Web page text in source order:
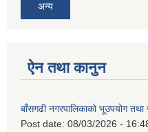
अन्य
ऐन तथा कानुन
बाँसगढी नगरपालिकाको भूउपयोग तथा
Post date: 08/03/2026 -